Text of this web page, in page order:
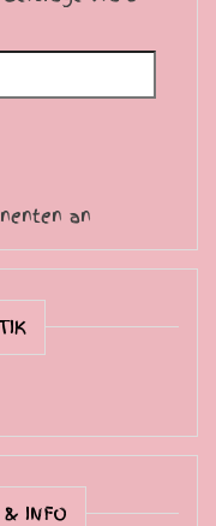
an
& INFO